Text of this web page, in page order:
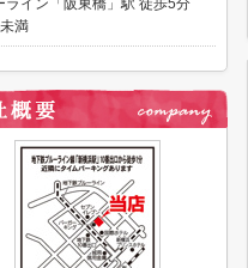
ライン「阪東橋」駅 徒歩5分
満